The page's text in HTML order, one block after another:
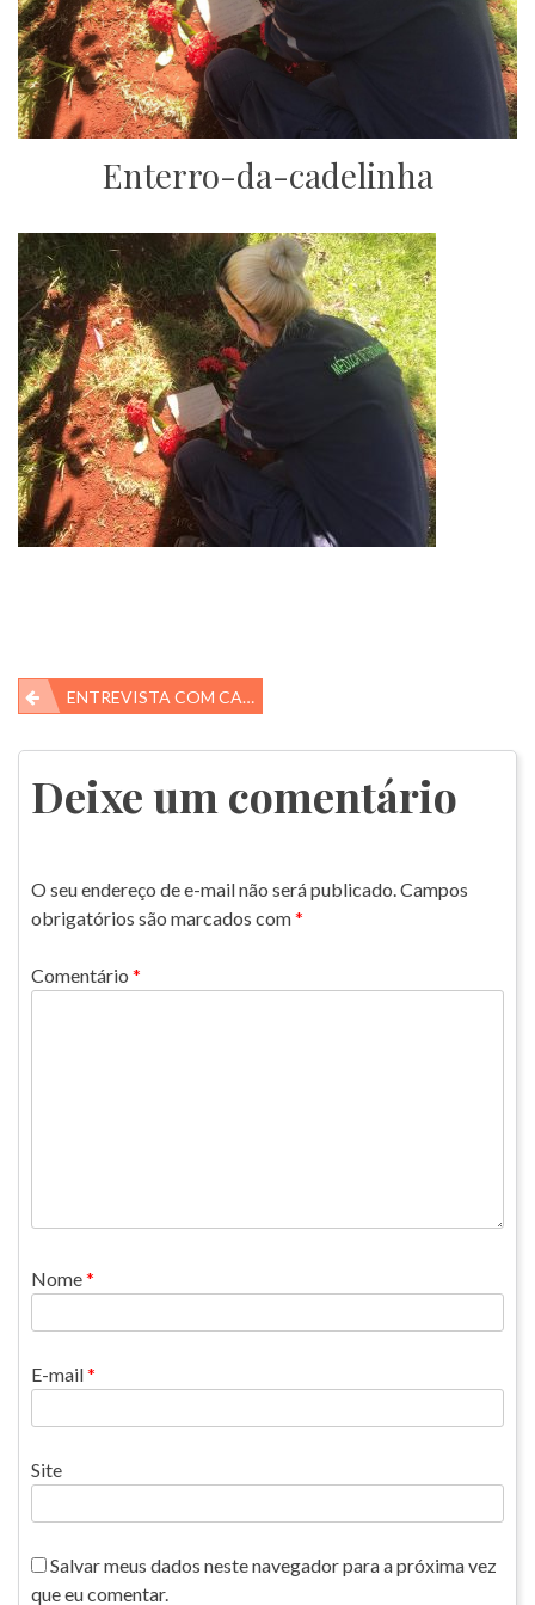
Enterro-da-cadelinha
Navegação
de
Post
ENTREVISTA COM CARLA SASSI
Deixe um comentário
O seu endereço de e-mail não será publicado.Campos
obrigatórios são marcados com*
Comentário *
Nome*
E-mail*
Site
Salvar meus dados neste navegador para a próxima vez
que eu comentar.